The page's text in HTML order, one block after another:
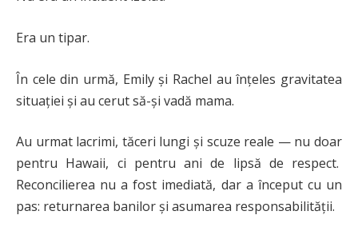
Era un tipar.
În cele din urmă, Emily și Rachel au înțeles gravitatea
situației și au cerut să-și vadă mama.
Au urmat lacrimi, tăceri lungi și scuze reale — nu doar
pentru Hawaii, ci pentru ani de lipsă de respect.
Reconcilierea nu a fost imediată, dar a început cu un
pas: returnarea banilor și asumarea responsabilității.